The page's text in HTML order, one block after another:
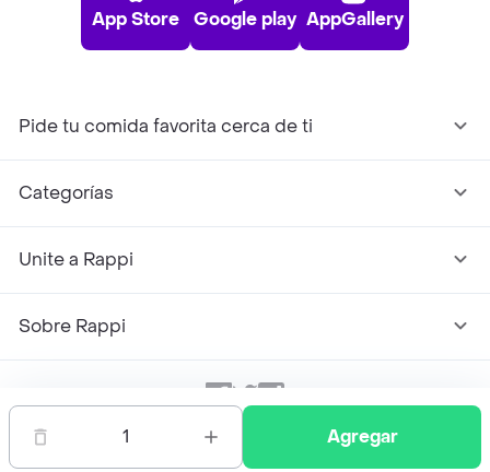
1 Agregar
App Store Google play AppGallery
Pide tu comida favorita cerca de ti
Categorías
Unite a Rappi
Sobre Rappi
Facebook
TwitterInstagram
2026 Rappi Inc. All rights reserved.